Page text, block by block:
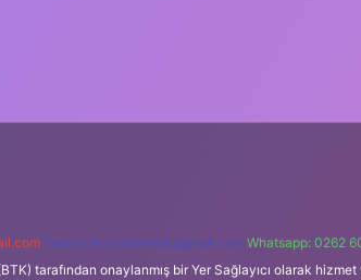
Teams: forumhizmeti@gmail.com Whatsapp: 0262
tarafından onaylanmış bir Yer Sağlayıcı olarak